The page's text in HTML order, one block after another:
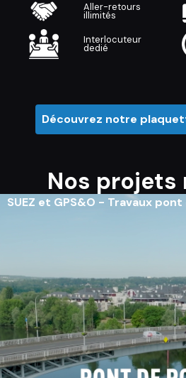
Aller-retours
illimités
Interlocuteur
dedié
Découvrez notre
Nos projets
SUEZ et GPS&O - Travaux